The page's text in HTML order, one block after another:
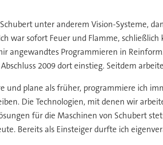
unter anderem Vision-Systeme,
war sofort Feuer und Flamme,
Programmieren in
2009 dort einstieg. Seitdem
plane als früher, programmiere ich
Die Technologien, mit denen wir
für die Maschinen von Schubert
Bereits als Einsteiger durfte ich